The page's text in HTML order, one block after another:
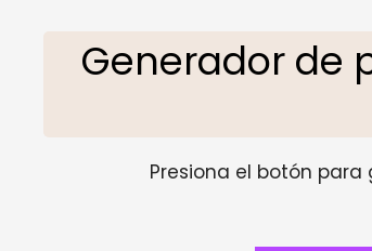
Generador de
Presiona el botón